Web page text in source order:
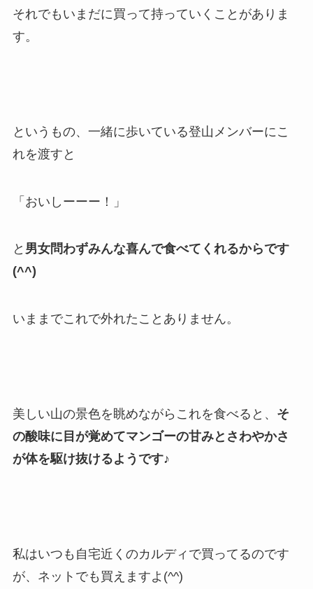
それでもいまだに買って持っていくことがありま
す。
というもの、一緒に歩いている登山メンバーにこ
れを渡すと
「おいしーーー！」
と 男女問わずみんな喜んで食べてくれるからです
(^^)
いままでこれで外れたことありません。
美しい山の景色を眺めながらこれを食べると、 そ
の酸味に目が覚めてマンゴーの甘みとさわやかさ
が体を駆け抜けるようです♪
私はいつも自宅近くのカルディで買ってるのです
が、ネットでも買えますよ(^^)